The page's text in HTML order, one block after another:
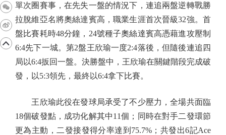
單次圈賽事，在先失一盤的情況下，連追兩盤逆轉戰勝
拉脫維亞名將奧絲達賓高，職業生涯首次晉級32強。首
盤比賽耗時48分鐘，24號種子奧絲達賓高憑藉進攻壓制
6:4先下一城。第2盤王欣瑜一度2:4落後，但隨後連追四
局以6:4扳回一盤。決勝盤中，王欣瑜在關鍵階段完成破
發，以5:3領先，最終以6:4拿下比賽。
王欣瑜此役在發球局承受了不少壓力，全場共面臨
18個破發點，成功化解其中11個；同時在對手二發環節
更為主動，二發接發得分率達到75.7%；共發出6記Ace